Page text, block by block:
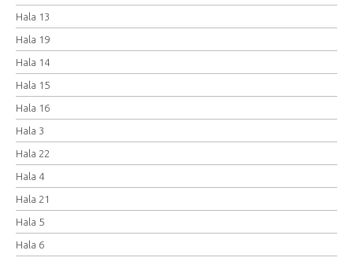
Hala 13
Hala 19
Hala 14
Hala 15
Hala 16
Hala 3
Hala 22
Hala 4
Hala 21
Hala 5
Hala 6